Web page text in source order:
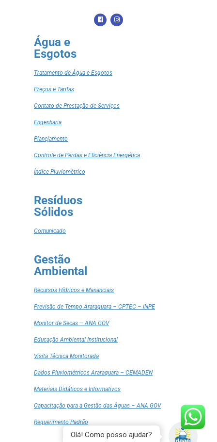
Água e
Esgotos
Tratamento de Água e Esgotos
Preços e Tarifas
Contato de Prestação de Serviços
Engenharia
Planejamento
Controle de Perdas e Eficiência Energética
Índice Pluviométrico
Resíduos
Sólidos
Comunicado
Gestão
Ambiental
Recursos Hídricos e Mananciais
Previsão de Tempo Araraquara – CPTEC – INPE
Monitor de Secas – ANA GOV
Educação Ambiental Institucional
Visita Técnica Monitorada
Dados Pluviométricos Araraquara – CEMADEN
Materiais Didáticos e Informativos
Capacitação para a Gestão das Águas – ANA GOV
Requerimento Padrão
Olá! Como posso ajudar?